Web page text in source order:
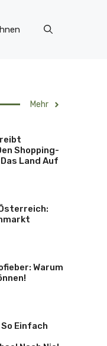
Mehr
Shopping-
Land Auf
Warum
Einfach